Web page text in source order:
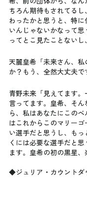
ちろん期待もされてる
わったかと思うと、特
いんじゃないかなって
ってとこ見たことないし
天麗皇希「未来さん、
か？もう、全然大丈夫で
青野未来「見えてます
言ってます。皇希、そ
ら、私はあなたにこの
はこれからこのマリー
い選手だと思うし、も
くには必要な選手だと
ます。皇希の初の黒星、
◆ジュリア・カウントダ